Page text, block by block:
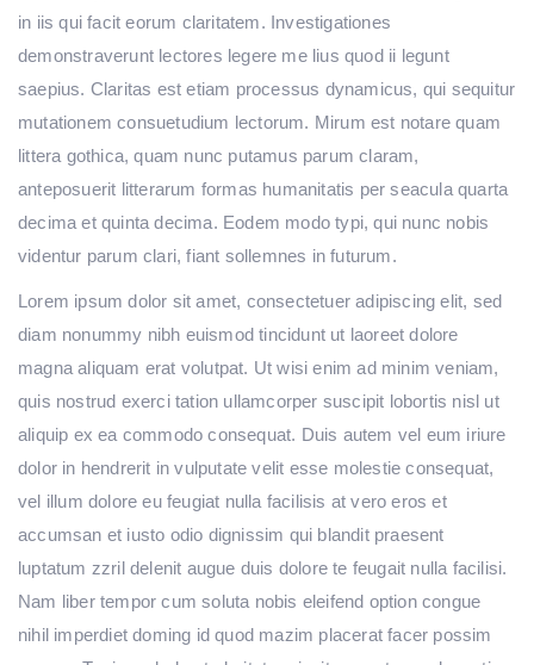
in iis qui facit eorum claritatem. Investigationes
demonstraverunt lectores legere me lius quod ii legunt
saepius. Claritas est etiam processus dynamicus, qui sequitur
mutationem consuetudium lectorum. Mirum est notare quam
littera gothica, quam nunc putamus parum claram,
anteposuerit litterarum formas humanitatis per seacula quarta
decima et quinta decima. Eodem modo typi, qui nunc nobis
videntur parum clari, fiant sollemnes in futurum.
Lorem ipsum dolor sit amet, consectetuer adipiscing elit, sed
diam nonummy nibh euismod tincidunt ut laoreet dolore
magna aliquam erat volutpat. Ut wisi enim ad minim veniam,
quis nostrud exerci tation ullamcorper suscipit lobortis nisl ut
aliquip ex ea commodo consequat. Duis autem vel eum iriure
dolor in hendrerit in vulputate velit esse molestie consequat,
vel illum dolore eu feugiat nulla facilisis at vero eros et
accumsan et iusto odio dignissim qui blandit praesent
luptatum zzril delenit augue duis dolore te feugait nulla facilisi.
Nam liber tempor cum soluta nobis eleifend option congue
nihil imperdiet doming id quod mazim placerat facer possim